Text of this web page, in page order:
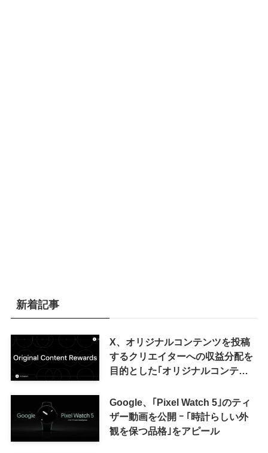
新着記事
X、オリジナルコンテンツを投稿
するクリエイターへの収益分配を
目的とした｢オリジナルコンテン
来の｢収益分配｣は廃止
Google、｢Pixel Watch 5｣のティ
ザー動画を公開 ｰ ｢時計らしい外
観を保つ品格｣をアピール